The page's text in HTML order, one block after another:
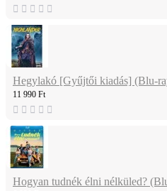
Hegylakó [Gyűjtői kiadás] (Blu-
11 990 Ft
Hogyan tudnék élni nélküled?